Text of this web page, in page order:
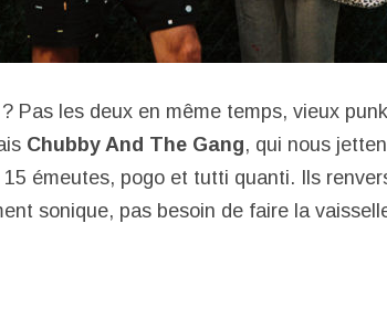
Pas les deux en même temps, vieux
Chubby And The Gang, qui nous
15 émeutes, pogo et tutti quanti. Ils
sonique, pas besoin de faire la